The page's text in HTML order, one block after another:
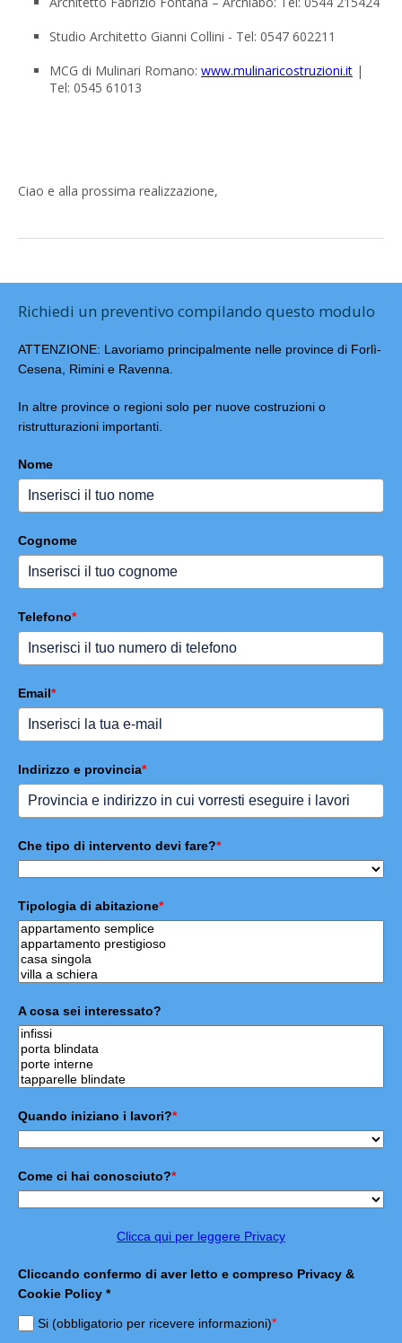
Studio Architetto Gianni Collini - Tel: 0547 602211
MCG di Mulinari Romano: www.mulinaricostruzioni.it |
Tel: 0545 61013
Ciao e alla prossima realizzazione,
Richiedi un preventivo compilando questo modulo
ATTENZIONE: Lavoriamo principalmente nelle province di Forlì-
Cesena, Rimini e Ravenna.
In altre province o regioni solo per nuove costruzioni o
ristrutturazioni importanti.
Nome
Cognome
Telefono*
Email*
Indirizzo e provincia*
Che tipo di intervento devi fare?*
Tipologia di abitazione*
A cosa sei interessato?
Quando iniziano i lavori?*
Come ci hai conosciuto?*
Clicca qui per leggere Privacy
Cliccando confermo di aver letto e compreso Privacy &
Cookie Policy *
Si (obbligatorio per ricevere informazioni)*